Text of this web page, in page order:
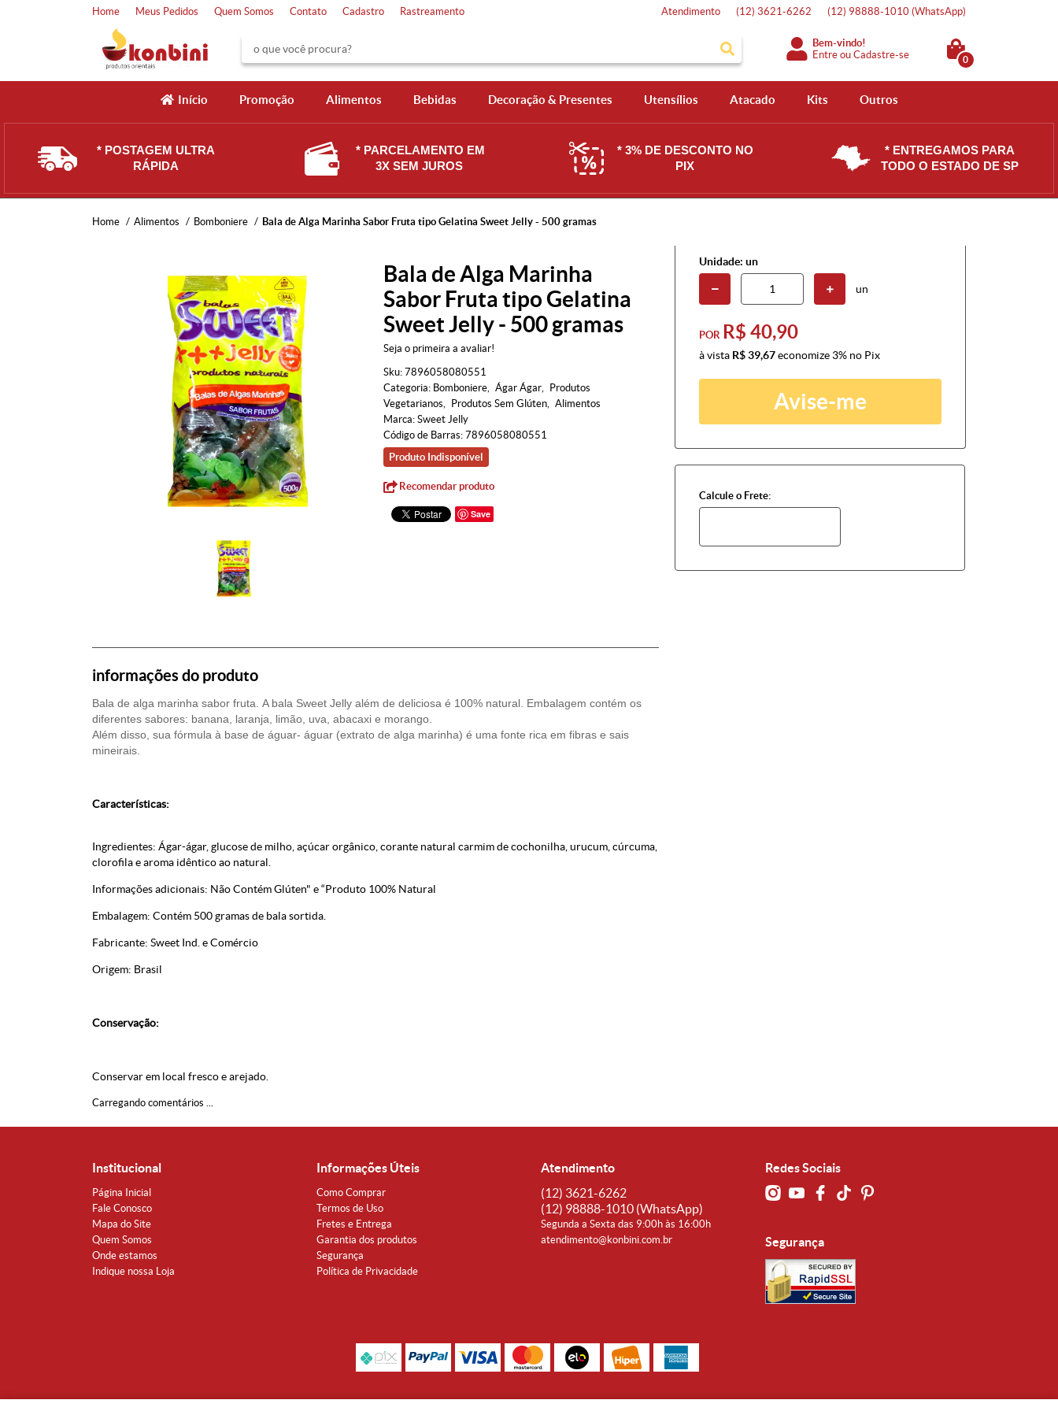
Home Meus Pedidos Quem Somos Contato Cadastro Rastreamento Atendimento (12) 3621-6262 (12) 98888-1010 (WhatsApp)
Bem-vindo!
Entre ouCadastre-se 0
Início Promoção Alimentos Bebidas Decoração & Presentes Utensílios Atacado Kits Outros
* POSTAGEM ULTRA
RÁPIDA
* PARCELAMENTO EM
3X SEM JUROS
* 3% DE DESCONTO NO
PIX
* ENTREGAMOS PARA
TODO O ESTADO DE SP
Home Alimentos Bomboniere Bala de Alga Marinha Sabor Fruta tipo Gelatina Sweet Jelly - 500 gramas
Bala de Alga Marinha
Sabor Fruta tipo Gelatina
Sweet Jelly - 500 gramas
Seja o primeira a avaliar!
Sku: 7896058080551
Categoria: Bomboniere Ágar Ágar
Produtos
Vegetarianos
Produtos Sem Glúten
Alimentos
Marca: Sweet Jelly
Código de Barras: 7896058080551
Produto Indisponível
Recomendar produto
Save
Unidade: un
un
POR R$ 40,90
à vista R$ 39,67economize 3% no Pix
Avise-me
Calcule o Frete:
informações do produto
Bala de alga marinha sabor fruta. A bala Sweet Jelly além de deliciosa é 100% natural. Embalagem contém os
diferentes sabores: banana, laranja, limão, uva, abacaxi e morango.
Além disso, sua fórmula à base de águar- águar (extrato de alga marinha) é uma fonte rica em fibras e sais
mineirais.
Características:
Ingredientes: Ágar-ágar, glucose de milho, açúcar orgânico, corante natural carmim de cochonilha, urucum, cúrcuma,
clorofila e aroma idêntico ao natural.
Informações adicionais: Não Contém Glúten" e “Produto 100% Natural
Embalagem: Contém 500 gramas de bala sortida.
Fabricante: Sweet Ind. e Comércio
Origem: Brasil
Conservação:
Conservar em local fresco e arejado.
Carregando comentários ...
Institucional
Página Inicial
Fale Conosco
Mapa do Site
Quem Somos
Onde estamos
Indique nossa Loja
Informações Úteis
Como Comprar
Termos de Uso
Fretes e Entrega
Garantia dos produtos
Segurança
Política de Privacidade
Atendimento
(12) 3621-6262
(12) 98888-1010 (WhatsApp)
Segunda a Sexta das 9:00h às 16:00h
atendimento@konbini.com.br
Redes Sociais
Segurança